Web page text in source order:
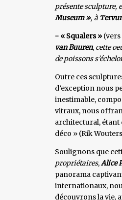
présente sculpture,
Museum », à
- « Squalers »
vanBuuren, cette
de poissons
Outre ces
d’exception nous
inestimable,
vitraux, nous
architectural, étant
déco » (Rik
Soulignons que
propriétaires,Alice
panorama
internationaux,
découvrons la vie,